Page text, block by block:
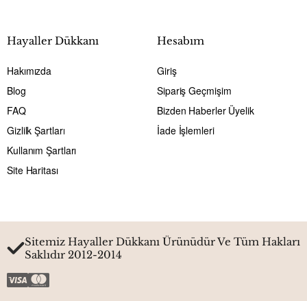
Hayaller Dükkanı
Hakımızda
Blog
FAQ
Gizlilk Şartları
Kullanım Şartları
Site Haritası
Hesabım
Giriş
Sipariş Geçmişim
Bizden Haberler Üyelik
İade İşlemleri
Sitemiz Hayaller Dükkanı Ürünüdür Ve Tüm Hakları
Saklıdır 2012-2014